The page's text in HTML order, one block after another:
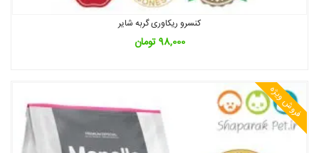
کنسرو ریکاوری گربه شایر
98,000تومان
فروش ویژه